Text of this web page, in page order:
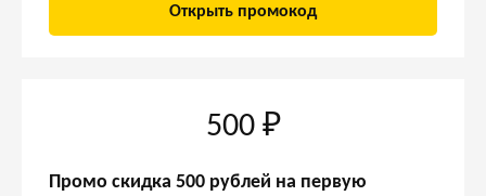
Открыть промокод
500 ₽
Промо скидка 500 рублей на первую